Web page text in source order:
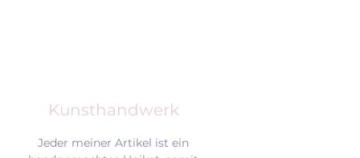
Kunsthandwerk
Jeder meiner Artikel ist ein